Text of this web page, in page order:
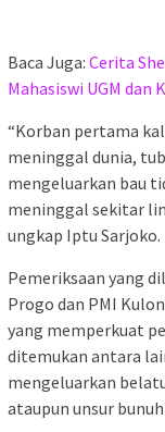
Baca Juga: Cerita
Mahasiswi UGM dan
“Korban pertama
meninggal dunia,
mengeluarkan bau
meninggal sekitar
ungkap Iptu Sarjoko.
Pemeriksaan yang
Progo dan PMI
yang memperkuat
ditemukan antara
mengeluarkan
ataupun unsur